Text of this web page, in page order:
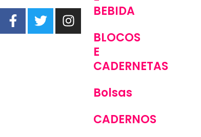
BEBIDA
BLOCOS
E
CADERNETAS
Bolsas
CADERNOS